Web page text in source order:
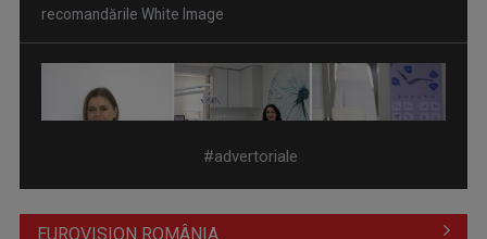
(P) Se poate pune dantură fixă pe implanturi într-o singură
zi? Cum ...
#advertoriale
EUROVISION ROMÂNIA